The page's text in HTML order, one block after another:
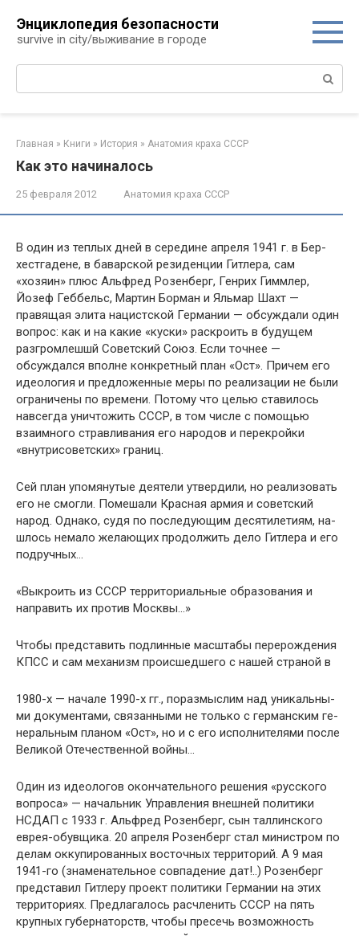
контенту
Энциклопедия безопасности
survive in city/выживание в городе
Поиск:
Главная » Книги » История » Анатомия краха СССР
Как это начиналось
25 февраля 2012 Анатомия краха СССР
В один из теплых дней в середине апреля 1941 г. в Бер-
хестгадене, в баварской резиденции Гитлера, сам
«хозяин» плюс Альфред Розенберг, Генрих Гиммлер,
Йозеф Геббельс, Мартин Борман и Яльмар Шахт —
правящая элита нацист­ской Германии — обсуждали один
вопрос: как и на какие «куски» раскроить в будущем
разгромлешшй Советский Союз. Если точнее —
обсуждался вполне конкретный план «Ост». Причем его
идеология и предложенные меры по реализации не были
ограничены по времени. Потому что целью ставилось
навсегда уничтожить СССР, в том числе с помощью
взаимного стравливания его народов и перекрой­ки
«внутрисоветских» границ.
Сей план упомянутые деятели утвердили, но реализо­вать
его не смогли. Помешали Красная армия и советский
народ. Однако, судя по последующим десятилетиям, на­
шлось немало желающих продолжить дело Гитлера и его
подручных…
«Выкроить из СССР территориальные образования и
направить их против Москвы…»
Чтобы представить подлинные масштабы перерождения
КПСС и сам механизм происшедшего с нашей страной в
1980-х — начале 1990-х гг., поразмыслим над уникальны­
ми документами, связанными не только с германским ге­
неральным планом «Ост», но и с его исполнителями после
Великой Отечественной войны…
Один из идеологов окончательного решения «русско­го
вопроса» — начальник Управления внешней полити­ки
НСДАП с 1933 г. Альфред Розенберг, сын таллинского
еврея-обувщика. 20 апреля Розенберг стал министром по
делам оккупированных восточных территорий. А 9 мая
1941-го (знаменательное совпадение дат!..) Розенберг
пред­ставил Гитлеру проект политики Германии на этих
терри­ториях. Предлагалось расчленить СССР на пять
крупных губернаторств, чтобы пресечь возможность